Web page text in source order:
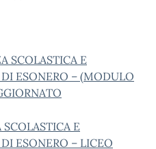
SCOLASTICA E
ESONERO – (MODULO
E
ESONERO – LICEO